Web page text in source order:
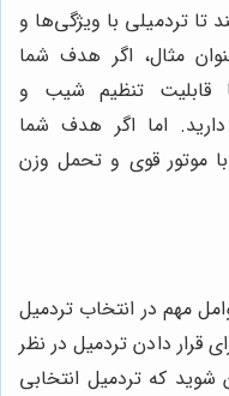
تردمیلی با ویژگی‌ها و
مثال، اگر هدف شما
قابلیت تنظیم شیب و
دارید. اما اگر هدف شما
موتور قوی و تحمل وزن
مهم در انتخاب تردمیل
قرار دادن تردمیل در نظر
شوید که تردمیل انتخابی